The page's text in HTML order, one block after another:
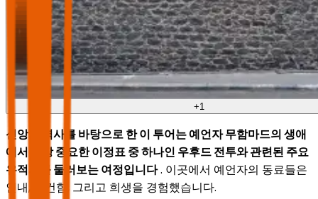
+1
신앙과 역사를 바탕으로 한 이 투어는 예언자 무함마드의 생애
에서 가장 중요한 이정표 중 하나인 우후드 전투와 관련된 주요
유적지를 둘러보는 여정입니다. 이곳에서 예언자의 동료들은
인내, 굳건함, 그리고 희생을 경험했습니다.